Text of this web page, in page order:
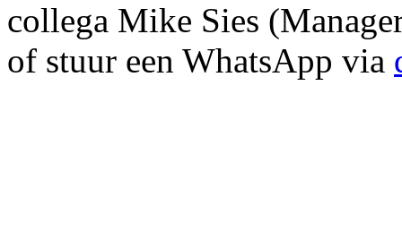
collega Mike Sies
of stuur een WhatsApp via